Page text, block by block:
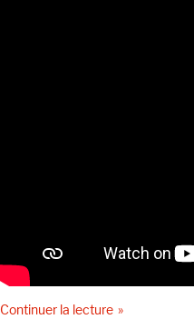
Continuer la lecturede « Robert